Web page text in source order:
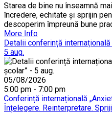
Starea de bine nu înseamnă
încredere, echitate și sprijin
descoperim împreună bune
More Info
Detalii conferință
5 aug.
05/08/2026
5:00 pm - 7:00 pm
Conferință internațională
Înțelegere. Reinterpretare.